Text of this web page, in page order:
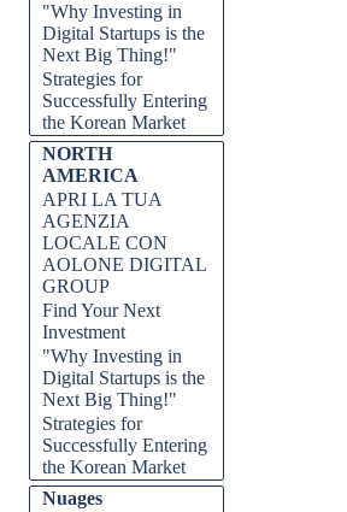
"Why Investing in
Digital Startups is the
Next Big Thing!"
Strategies for
Successfully Entering
the Korean Market
NORTH
AMERICA
APRI LA TUA
AGENZIA
LOCALE CON
AOLONE DIGITAL
GROUP
Find Your Next
Investment
"Why Investing in
Digital Startups is the
Next Big Thing!"
Strategies for
Successfully Entering
the Korean Market
Nuages